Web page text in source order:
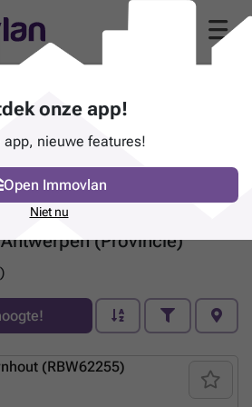
(Provincie)
onze app!
app, nieuwe features!
Open Immovlan
Niet nu